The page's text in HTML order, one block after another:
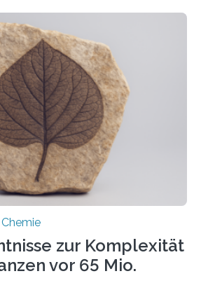
Bochum um Prof. Dr. Ralf Erdmann
Yusuf hat nun einen bislang
des
in der Bäckerhefe
entdeckt, der für die
Organellen entscheidend ist. Die
Oktober 2025 in der
zur Komplexität
vor 65 Mio.